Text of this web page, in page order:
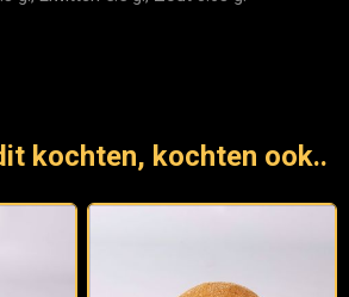
kochten, kochten ook..